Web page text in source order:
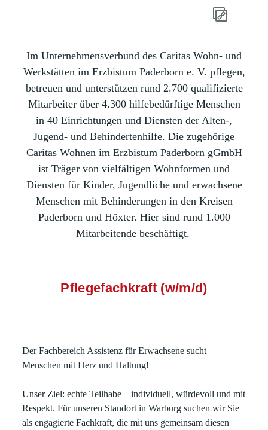
Im Unternehmensverbund des Caritas Wohn- und
Werkstätten im Erzbistum Paderborn e. V. pflegen,
betreuen und unterstützen rund 2.700 qualifizierte
Mitarbeiter über 4.300 hilfebedürftige Menschen
in 40 Einrichtungen und Diensten der Alten-,
Jugend- und Behindertenhilfe. Die zugehörige
Caritas Wohnen im Erzbistum Paderborn gGmbH
ist Träger von vielfältigen Wohnformen und
Diensten für Kinder, Jugendliche und erwachsene
Menschen mit Behinderungen in den Kreisen
Paderborn und Höxter. Hier sind rund 1.000
Mitarbeitende beschäftigt.
Pflegefachkraft (w/m/d)
Der Fachbereich Assistenz für Erwachsene sucht
Menschen mit Herz und Haltung!
Unser Ziel: echte Teilhabe – individuell, würdevoll und mit
Respekt. Für unseren Standort in Warburg suchen wir Sie
als engagierte Fachkraft, die mit uns gemeinsam diesen